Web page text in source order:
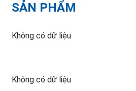
SẢN PHẨM
Không có dữ liệu
Không có dữ liệu